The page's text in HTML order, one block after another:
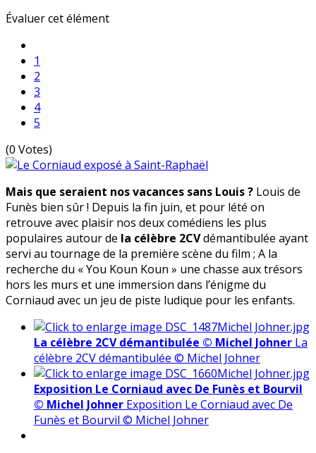
Évaluer cet élément
1
2
3
4
5
(0 Votes)
Mais que seraient nos vacances sans Louis ? Louis de
Funès bien sûr ! Depuis la fin juin, et pour lété on
retrouve avec plaisir nos deux comédiens les plus
populaires autour de la célèbre 2CVdémantibulée ayant
servi au tournage de la première scène du film ; A la
recherche du « You Koun Koun » une chasse aux trésors
hors les murs et une immersion dans l’énigme du
Corniaud avec un jeu de piste ludique pour les enfants.
La célèbre 2CV démantibulée © Michel Johner La
célèbre 2CV démantibulée © Michel Johner
Exposition Le Corniaud avec De Funès et Bourvil
© Michel Johner Exposition Le Corniaud avec De
Funès et Bourvil © Michel Johner